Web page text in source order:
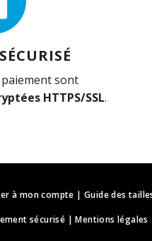
sont
HTTPS/SSL.
à mon compte |Guide des
sécurisé |Mentions légales